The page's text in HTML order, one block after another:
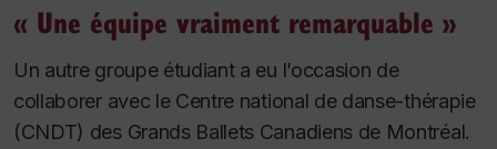
« Une équipe vraiment remarquable »
Un autre groupe étudiant a eu l’occasion de
collaborer avec le Centre national de danse-thérapie
(CNDT) des Grands Ballets Canadiens de Montréal.